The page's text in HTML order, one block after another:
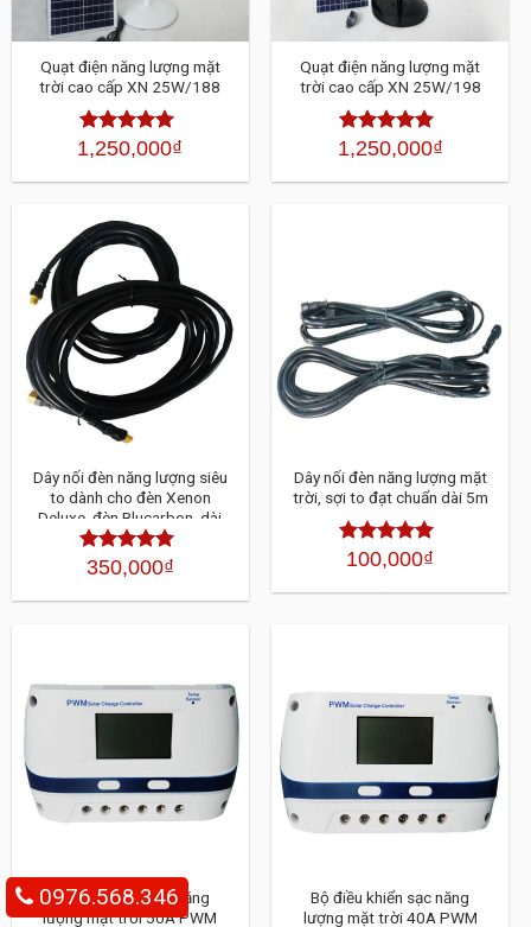
Quạt điện năng lượng mặt
trời cao cấp XN 25W/188
Được xếp
sao
1,250,000₫
Quạt điện năng lượng mặt
trời cao cấp XN 25W/198
Được xếp
sao
1,250,000₫
Dây nối đèn năng lượng siêu
to dành cho đèn Xenon
Deluxe, đèn Blucarbon, dài
5m
Được xếp
5 sao
350,000₫
Dây nối đèn năng lượng mặt
trời, sợi to đạt chuẩn dài 5m
Được xếp
5 sao
100,000₫
Bộ điều khiển sạc năng
lượng mặt trời 50A PWM
Bộ điều khiển sạc năng
lượng mặt trời 40A PWM
0976.568.346